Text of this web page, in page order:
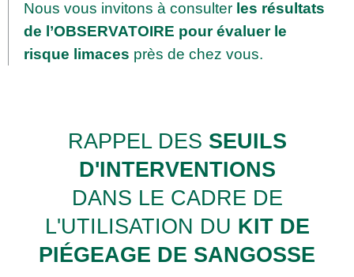
Nous vous invitons à consulter les résultats
de l’OBSERVATOIRE pour évaluer le
risque limaces près de chez vous.
RAPPEL DES SEUILS
D'INTERVENTIONS
DANS LE CADRE DE
L'UTILISATION DU KIT DE
PIÉGEAGE DE SANGOSSE